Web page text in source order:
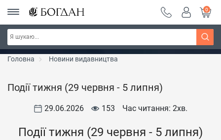
РОЗПРОДАЖ ~ 150 грн ~ 200 грн ~ 250 грн ~
300 грн ~ РОЗПРОДАЖ
Дізнатись більше
0
Головна Новини видавництва
Події тижня (29 червня - 5 липня)
29.06.2026 153 Час читання: 2хв.
Події тижня (29 червня - 5 липня)